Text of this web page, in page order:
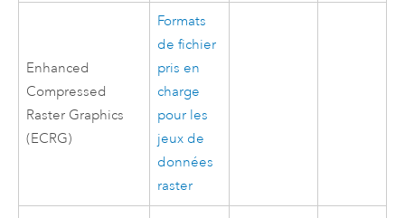
Enhanced
Compressed
Raster Graphics
(ECRG)
Formats
de fichier
pris en
charge
pour les
jeux de
données
raster